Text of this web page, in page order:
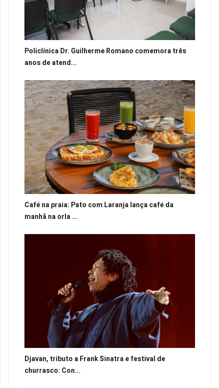
Policlínica Dr. Guilherme Romano comemora três
anos de atend...
Café na praia: Pato com Laranja lança café da
manhã na orla ...
Djavan, tributo a Frank Sinatra e festival de
churrasco: Con...